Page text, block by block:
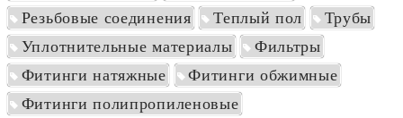
Резьбовые соединения
Теплый пол
Трубы
Уплотнительные материалы
Фильтры
Фитинги натяжные
Фитинги обжимные
Фитинги полипропиленовые